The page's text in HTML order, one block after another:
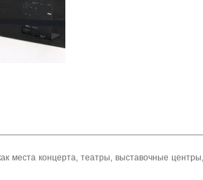
места концерта, театры, выставочные